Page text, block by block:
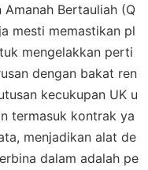
Bertauliah (Q
mesti memastikan pl
mengelakkan perti
dengan bakat ren
kecukupan UK u
termasuk kontrak ya
menjadikan alat de
dalam adalah pe